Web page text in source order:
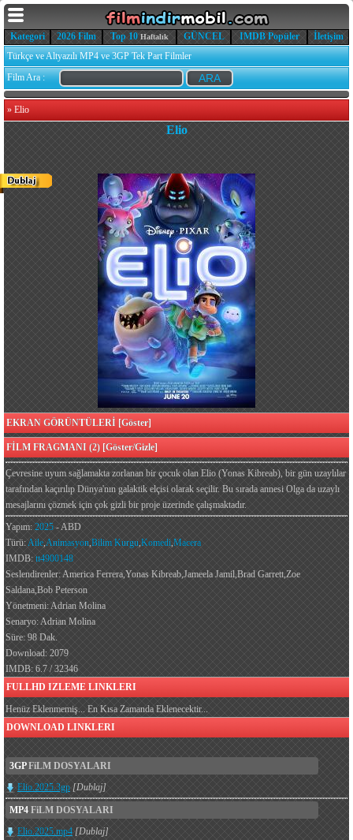
Kategori 2026 Film Top 10 Haftalık GÜNCEL IMDB Popüler
İletişim
Türkçe ve Altyazılı MP4 ve 3GP Tek Part Filmler
Film Ara :
» Elio
Elio
EKRAN GÖRÜNTÜLERİ [Göster]
FİLM FRAGMANI (2) [Göster/Gizle]
Çevresine uyum sağlamakta zorlanan bir çocuk olan Elio (Yonas Kibreab), bir gün uzaylılar
tarafından kaçırılıp Dünya'nın galaktik elçisi olarak seçilir. Bu sırada annesi Olga da uzaylı
mesajlarını çözmek için çok gizli bir proje üzerinde çalışmaktadır.
Yapım: 2025 - ABD
Türü:Aile,Animasyon,Bilim Kurgu,Komedi,Macera
IMDB: tt4900148
Seslendirenler: America Ferrera,Yonas Kibreab,Jameela Jamil,Brad Garrett,Zoe
Saldana,Bob Peterson
Yönetmeni: Adrian Molina
Senaryo: Adrian Molina
Süre: 98 Dak.
Download: 2079
IMDB: 6.7 / 32346
FULLHD IZLEME LINKLERI
Henüz Eklenmemiş... En Kısa Zamanda Eklenecektir...
DOWNLOAD LINKLERI
3GPFiLM DOSYALARI
Elio.2025.3gp [Dublaj]
MP4 FiLM DOSYALARI
Elio.2025.mp4 [Dublaj]